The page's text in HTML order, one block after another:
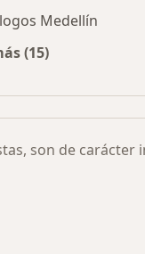
Medellín
(15)
son de